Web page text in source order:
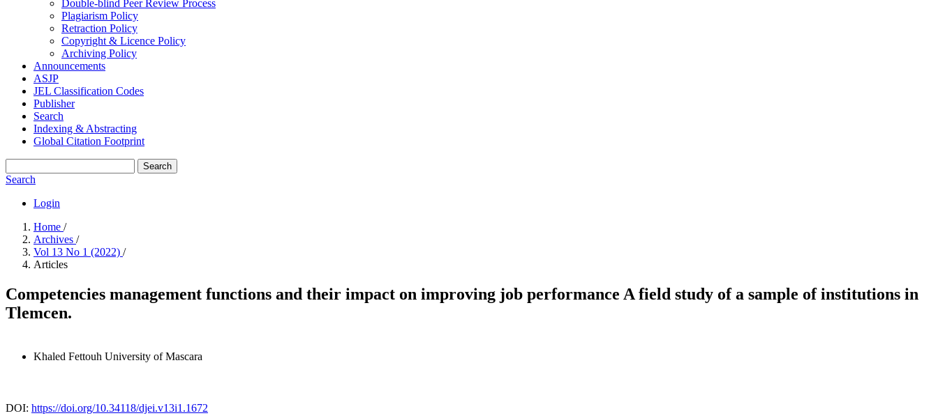
Double-blind Peer Review Process
Plagiarism Policy
Retraction Policy
Copyright & Licence Policy
Archiving Policy
Announcements
ASJP
JEL Classification Codes
Publisher
Search
Indexing & Abstracting
Global Citation Footprint
Search
Search
Login
Home /
Archives /
Vol 13 No 1 (2022) /
Articles
Competencies management functions and their impact on improving job performance A field study of a sample of institutions in
Tlemcen.
Khaled Fettouh University of Mascara
DOI: https://doi.org/10.34118/djei.v13i1.1672